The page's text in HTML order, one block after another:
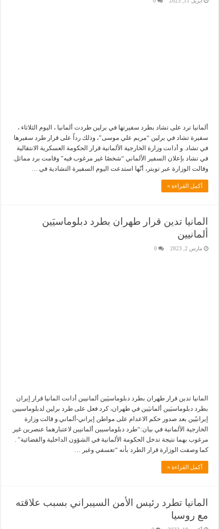
ألمانيا ترد على تشاد بطرد سفيرتها في برلين طردت ألمانيا ، اليوم الثلاثاء ،
سفيرة تشاد في برلين “مريم علي موسى”، وذلك رداً على قرار طرد سفيرها
في تشاد. و أدانت وزارة الخارجية الألمانية قرار الحكومة العسكرية الانتقالية
في تشاد بإعلان السفير الألماني “شخصًا غير مرغوب فيه” وقامت برد مماثل.
وقالت الوزارة عبر تويتر، أنّها استدعت اليوم السفيرة التشادية في …
أكمل القراءة »
المانيا تدين قرار طهران بطرد دبلوماسيَين
ألمانيين
مارس 2, 2023 0
المانيا تدين قرار طهران بطرد دبلوماسيَين ألمانيين أدانت المانيا قرار إيران
بطرد دبلوماسيَين ألمانيَين في طهران، كرد فعل على طرد برلين لدبلوماسيين
إيرانيًين بعد صدور حكم الاعدام على مواطن إيراني-ألماني.و قالت وزارة
الخارجية الألمانية في بيان:“طرد دبلوماسيين ألمانيين لاعتبارهما عنصرين غير
مرغوب بهما نتيجة تدخل الحكومة الألمانية في الشؤون الداخلية والقضائية” .
كما وصفت الوزارة قرار الطرد بأنه “تعسفي وغير …
أكمل القراءة »
المانيا تطرد رئيس الأمن السيبراني بسبب علاقته
مع روسيا